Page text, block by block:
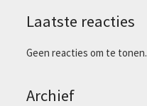
Laatste reacties
Geen reacties om te tonen.
Archief